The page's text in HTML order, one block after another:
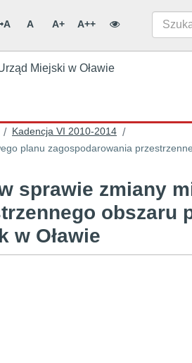
A A A+ A++
Miejski w Oławie
/ Kadencja VI 2010-2014 /
planu zagospodarowania
sprawie zmiany
obszaru
w Oławie